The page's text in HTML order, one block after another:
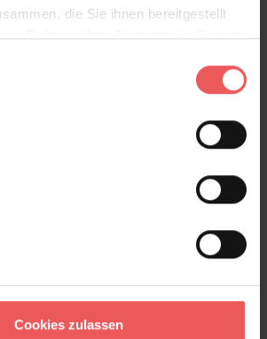
die Sie ihnen bereitgestellt
im Rahmen Ihrer Nutzung der Dienste
Cookies zulassen